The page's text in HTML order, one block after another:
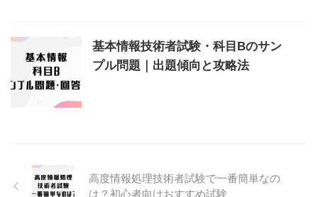
基本情報技術者試験・科目Bのサン
プル問題｜出題傾向と攻略法
高度情報処理技術者試験で一番簡単なの
は？初心者向けおすすめ試験